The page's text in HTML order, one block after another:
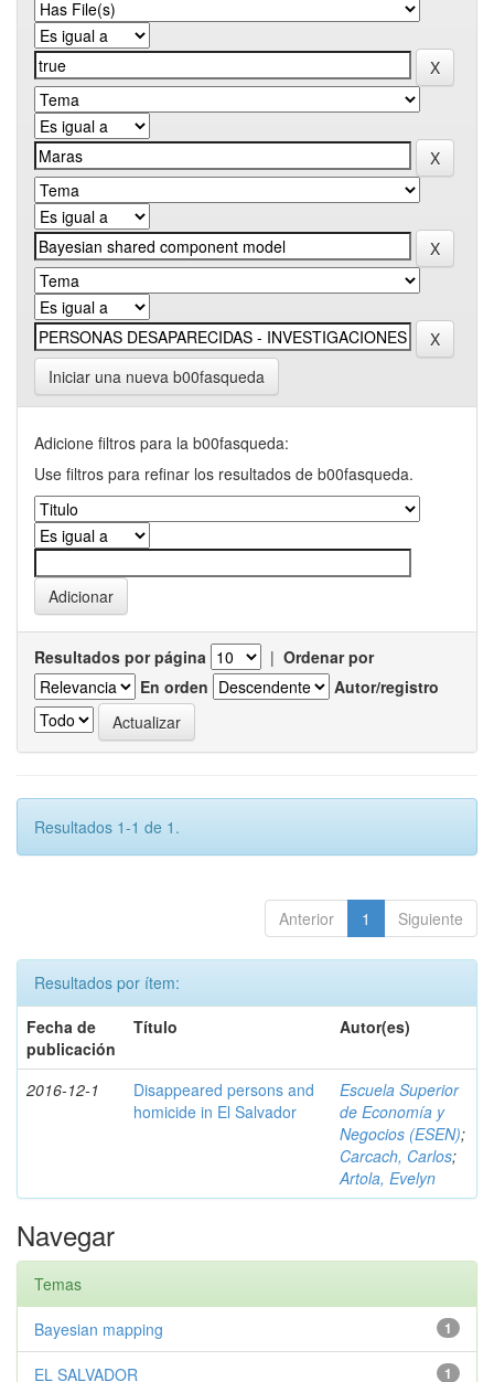
Iniciar una nueva b00fasqueda
Adicione filtros para la b00fasqueda:
Use filtros para refinar los resultados de b00fasqueda.
Resultados por página | Ordenar por
En orden
Autor/registro
Resultados 1-1 de 1.
Anterior 1 Siguiente
Resultados por ítem:
Fecha de
publicación
Título Autor(es)
2016-12-1
Disappeared persons and
homicide in El Salvador
Escuela Superior
de Economía y
Negocios (ESEN);
Carcach, Carlos;
Artola, Evelyn
Navegar
Temas
1
Bayesian mapping
1
EL SALVADOR